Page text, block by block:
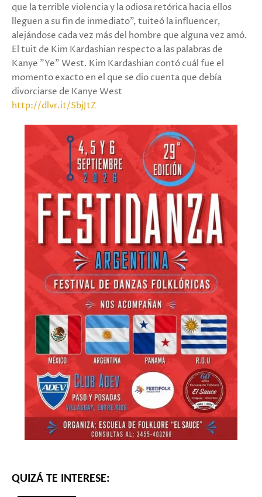
que la terrible violencia y la odiosa retórica hacia ellos
lleguen a su fin de inmediato", tuiteó la influencer,
alejándose cada vez más del hombre que alguna vez amó.
El tuit de Kim Kardashian respecto a las palabras de
Kanye "Ye" West. Kim Kardashian contó cuál fue el
momento exacto en el que se dio cuenta que debía
divorciarse de Kanye West
http://dlvr.it/SbjJtZ
QUIZÁ TE INTERESE: